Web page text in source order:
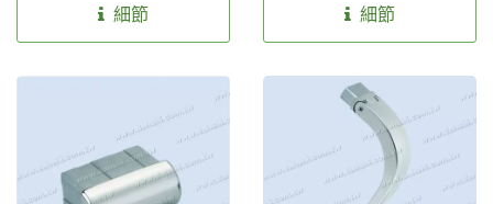
用、方管及扁管用，再細分
又可分半圓型、平面、球型
豐富視覺的變化，增加了藝
術風格，也可將配件鍍上鈦
金色更加高貴典雅的氣質，
不再只是安全扶手而已；我
細節
用、方管及扁管用，再細分
又可分半圓型、平面、球型
豐富視覺的變化，增加了藝
術風格，也可將配件鍍上鈦
金色更加高貴典雅的氣質，
不再只是安全扶手而已；我
細節